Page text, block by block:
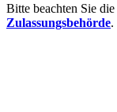
Bitte beachten Sie die
Zulassungsbehörde.